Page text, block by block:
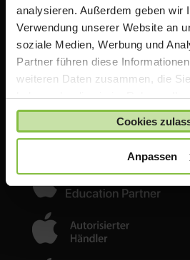
analysieren. Außerdem geben wir
Verwendung unserer Website an
soziale Medien, Werbung und
Partner führen diese
weiteren Daten zusammen, die
haben oder die sie im Rahmen
gesammelt haben.
Cookies
Anpassen
ACS Group GmbH
Otto-Hahn-Str. 38a
85521 Ottobrunn / Riemerling
Deutschland
e:shop@acsgroup.de
t: +49 (0)89 189 31 30-10
f: +49 (0)89 189 31 30 30